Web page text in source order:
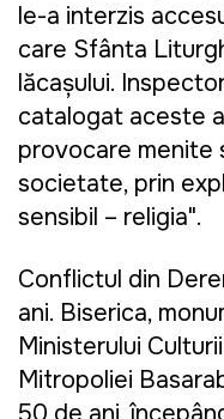
le-a interzis
care Sfânta
lăcașului.
catalogat aceste
provocare menite
societate, prin
sensibil – religia".
Conflictul din
ani. Biserica,
Ministerului
Mitropoliei